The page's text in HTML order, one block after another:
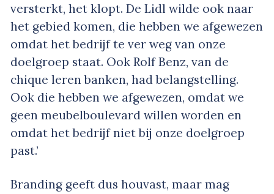
versterkt, het klopt. De Lidl wilde ook naar
het gebied komen, die hebben we afgewezen
omdat het bedrijf te ver weg van onze
doelgroep staat. Ook Rolf Benz, van de
chique leren banken, had belangstelling.
Ook die hebben we afgewezen, omdat we
geen meubelboulevard willen worden en
omdat het bedrijf niet bij onze doelgroep
past.’
Branding geeft dus houvast, maar mag